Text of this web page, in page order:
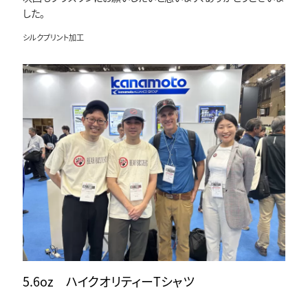
した。
シルクプリント加工
5.6oz ハイクオリティーTシャツ